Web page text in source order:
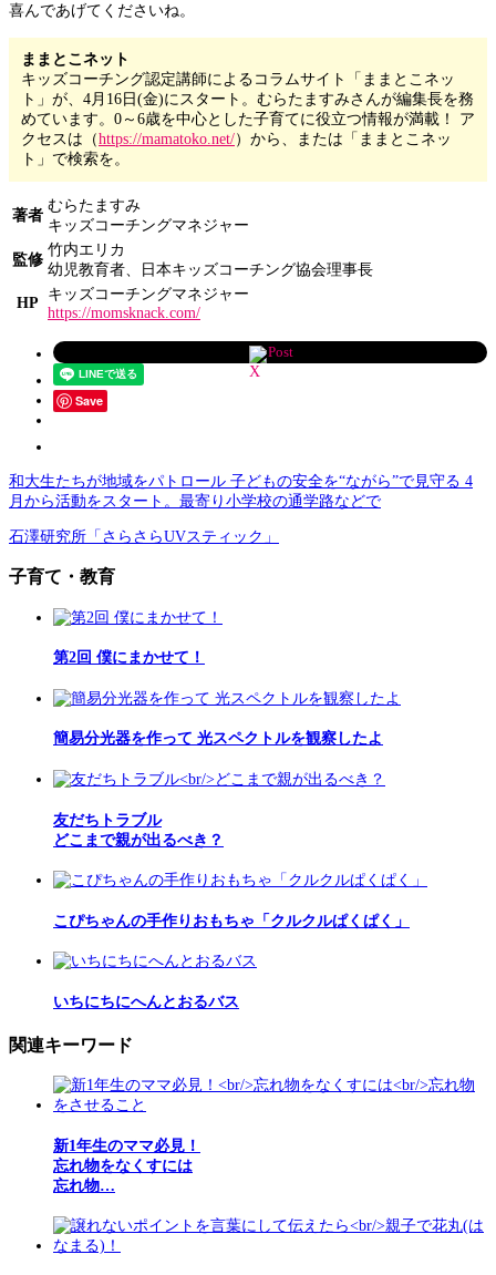
喜んであげてくださいね。
ままとこネット
キッズコーチング認定講師によるコラムサイト「ままとこネッ
ト」が、4月16日(金)にスタート。むらたますみさんが編集長を務
めています。0～6歳を中心とした子育てに役立つ情報が満載！ ア
クセスは（https://mamatoko.net/）から、または「ままとこネッ
ト」で検索を。
著者
むらたますみ
キッズコーチングマネジャー
監修
竹内エリカ
幼児教育者、日本キッズコーチング協会理事長
HP
キッズコーチングマネジャー
https://momsknack.com/
Post
Save
和大生たちが地域をパトロール 子どもの安全を“ながら”で見守る 4
月から活動をスタート。最寄り小学校の通学路などで
石澤研究所「さらさらUVスティック」
子育て・教育
第2回 僕にまかせて！
簡易分光器を作って 光スペクトルを観察したよ
友だちトラブル
どこまで親が出るべき？
こぴちゃんの手作りおもちゃ「クルクルぱくぱく」
いちにちにへんとおるバス
関連キーワード
新1年生のママ必見！
忘れ物をなくすには
忘れ物…